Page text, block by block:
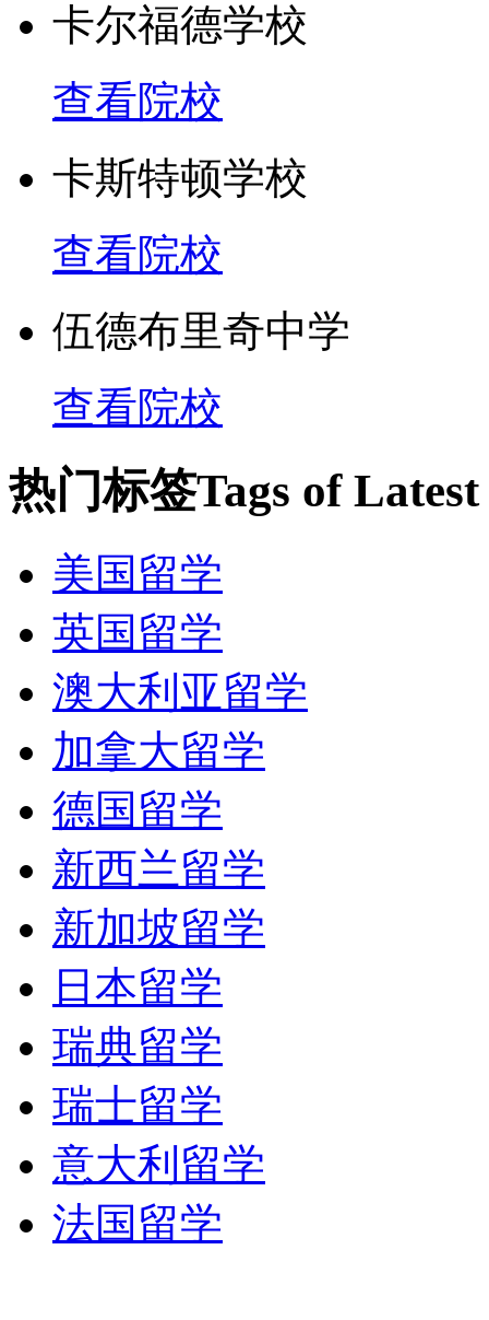
卡尔福德学校
查看院校
卡斯特顿学校
查看院校
伍德布里奇中学
查看院校
热门标签Tags of Latest
美国留学
英国留学
澳大利亚留学
加拿大留学
德国留学
新西兰留学
新加坡留学
日本留学
瑞典留学
瑞士留学
意大利留学
法国留学